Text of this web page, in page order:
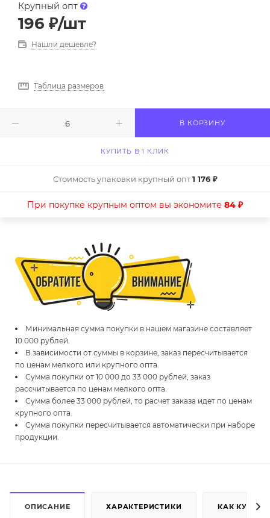
Крупный опт
196 ₽/шт
Нашли дешевле?
Таблица размеров
В КОРЗИНУ
КУПИТЬ В 1 КЛИК
Стоимость упаковки крупный опт1 176 ₽
При покупке крупным оптом вы экономите 84 ₽
Минимальная сумма покупки в нашем магазине составляет
10 000 рублей.
В зависимости от суммы в корзине, заказ пересчитывается
по ценам мелкого или крупного опта.
Сумма покупки от 10 000 до 33 000 рублей, заказ
рассчитывается по ценам мелкого опта.
Сумма более 33 000 рублей, то расчет заказа идет по ценам
крупного опта.
Сумма покупки пересчитывается автоматически при наборе
продукции.
ОПИСАНИЕ ХАРАКТЕРИСТИКИ КАК КУПИТЬ